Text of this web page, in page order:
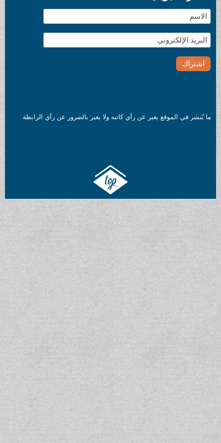
يعبر عن رأي كاتبه ولا يعبر بالضرور عن رأي الرابطة